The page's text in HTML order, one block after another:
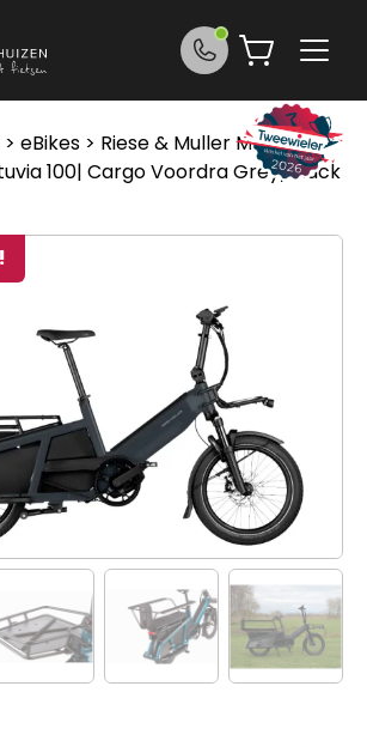
> eBikes > Riese & Muller Multitinker
100| Cargo Voordra Grey/Black